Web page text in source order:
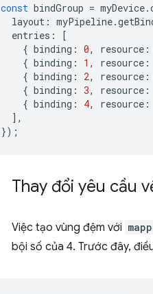
const bindGroup = myDevice.
layout : myPipeline.
entries :
[
{ binding : 0, resource :
{ binding : 1 , resource :
{ binding : 2, resource :
{ binding : 3, resource :
{ binding : 4, resource :
],
});
Thay đổi yêu cầu
Việc tạo vùng đệm với
bội số của 4. Trước đây,